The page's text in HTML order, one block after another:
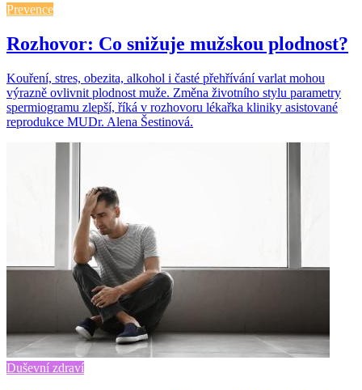
Prevence
Rozhovor: Co snižuje mužskou plodnost?
Kouření, stres, obezita, alkohol i časté přehřívání varlat mohou
výrazně ovlivnit plodnost muže. Změna životního stylu parametry
spermiogramu zlepší, říká v rozhovoru lékařka kliniky asistované
reprodukce MUDr. Alena Šestinová.
Duševní zdraví